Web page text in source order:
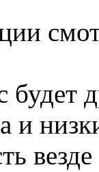
и
везде